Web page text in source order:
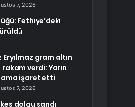
7, 2026
Fethiye’deki
Eryılmaz gram altın
rakam verdi: Yarın
işaret etti
7, 2026
dolgu sandı